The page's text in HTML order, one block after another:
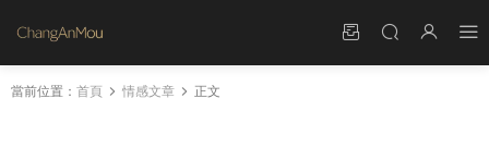
當前位置： 首頁 情感文章 正文